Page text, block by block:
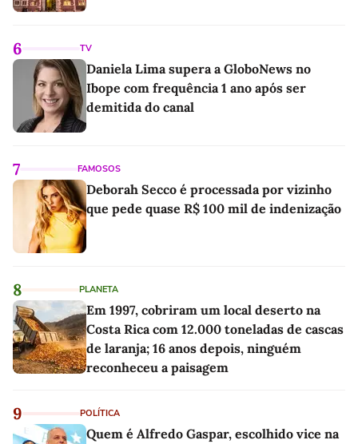
6 TV
Daniela Lima supera a GloboNews no
Ibope com frequência 1 ano após ser
demitida do canal
7 FAMOSOS
Deborah Secco é processada por vizinho
que pede quase R$ 100 mil de indenização
8 PLANETA
Em 1997, cobriram um local deserto na
Costa Rica com 12.000 toneladas de cascas
de laranja; 16 anos depois, ninguém
reconheceu a paisagem
9 POLÍTICA
Quem é Alfredo Gaspar, escolhido vice na